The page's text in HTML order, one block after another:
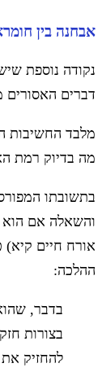
אבחנה בין
נקודה נוספת
דברים האסורים
מלבד החשיבות
מה בדיוק רמת
בתשובתו
והשאלה אם הוא
אורח חיים קיא)
ההלכה:
בדבר,
בצורות
להחזיק